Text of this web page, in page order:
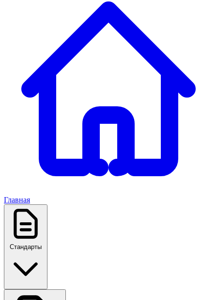
Главная
Стандарты
ГОСТ, ГОСТ Р, ПНСТ